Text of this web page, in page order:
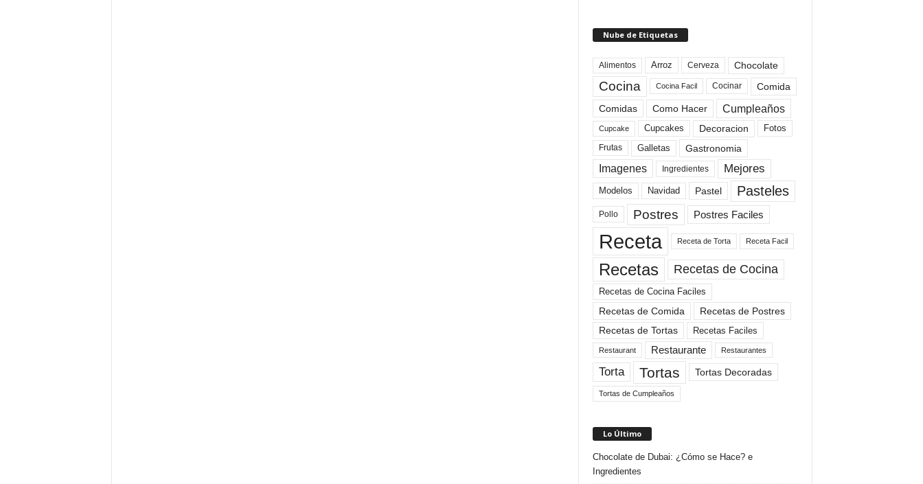
Nube de Etiquetas
Alimentos Arroz Cerveza Chocolate
Cocina Cocina Facil Cocinar
Comida
Comidas
Como Hacer Cumpleaños
Cupcake Cupcakes Decoracion Fotos
Frutas Galletas Gastronomia
Imagenes Ingredientes Mejores
Modelos Navidad Pastel Pasteles
Pollo Postres Postres Faciles
Receta Receta de Torta Receta Facil
Recetas Recetas de Cocina
Recetas de Cocina Faciles
Recetas de Comida
Recetas de Postres
Recetas de Tortas
Recetas Faciles
Restaurant Restaurante Restaurantes
Torta Tortas Tortas Decoradas
Tortas de Cumpleaños
Lo Último
Chocolate de Dubai: ¿Cómo se Hace? e
Ingredientes